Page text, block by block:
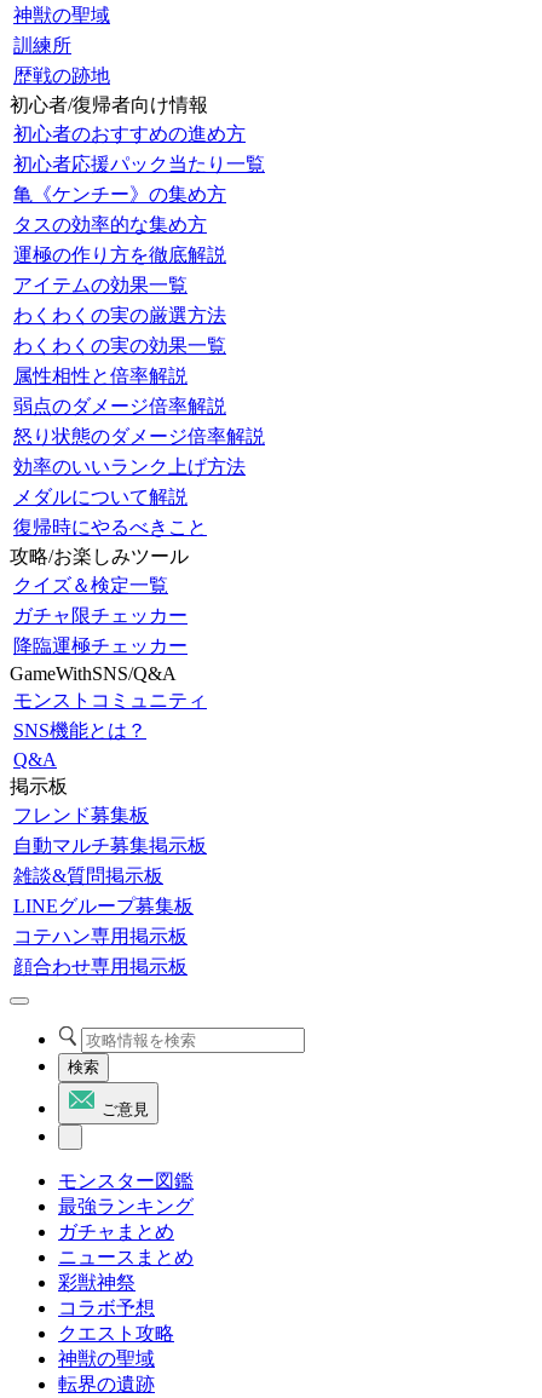
神獣の聖域
訓練所
歴戦の跡地
初心者/復帰者向け情報
初心者のおすすめの進め方
初心者応援パック当たり一覧
亀《ケンチー》の集め方
タスの効率的な集め方
運極の作り方を徹底解説
アイテムの効果一覧
わくわくの実の厳選方法
わくわくの実の効果一覧
属性相性と倍率解説
弱点のダメージ倍率解説
怒り状態のダメージ倍率解説
効率のいいランク上げ方法
メダルについて解説
復帰時にやるべきこと
攻略/お楽しみツール
クイズ＆検定一覧
ガチャ限チェッカー
降臨運極チェッカー
GameWithSNS/Q&A
モンストコミュニティ
SNS機能とは？
Q&A
掲示板
フレンド募集板
自動マルチ募集掲示板
雑談&質問掲示板
LINEグループ募集板
コテハン専用掲示板
顔合わせ専用掲示板
検索
ご意見
モンスター図鑑
最強ランキング
ガチャまとめ
ニュースまとめ
彩獣神祭
コラボ予想
クエスト攻略
神獣の聖域
転界の遺跡